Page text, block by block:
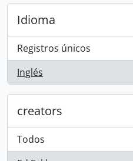
Idioma
Registros únicos
, 1 resultados
Inglés
, 1 resultados
creators
Todos